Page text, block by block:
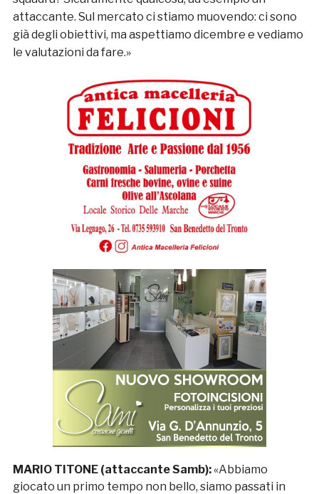
attaccante. Sul mercato ci stiamo muovendo: ci sono
già degli obiettivi, ma aspettiamo dicembre e vediamo
le valutazioni da fare.»
MARIO TITONE (attaccante Samb):«Abbiamo
giocato un primo tempo non bello, siamo passati in